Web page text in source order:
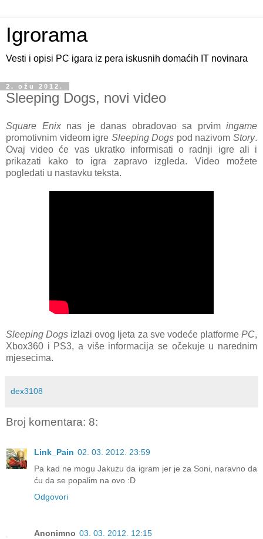
Igrorama
Vesti i opisi PC igara iz pera iskusnih domaćih IT novinara
2. ožu 2012.
Sleeping Dogs, novi video
Square Enixnas je danas obradovao sa prvim ingame
promotivnim videom igre Sleeping Dogs pod nazivomStory.
Ovaj video će vas ukratko informisati o radnji igre ali i
prikazati kako to igra zapravo izgleda. Video možete
pogledati u nastavku teksta.
Sleeping Dogs izlazi ovog ljeta za sve vodeće platformePC,
Xbox360 i PS3, a više informacija se očekuje u narednim
mjesecima.
dex3108
Broj komentara: 8:
Link_Pain 02. 03. 2012. 23:59
Pa kad ne mogu Jakuzu da igram jer je za Soni, naravno da
ću da se popalim na ovo :D
Odgovori
Anonimno 03. 03. 2012. 12:15